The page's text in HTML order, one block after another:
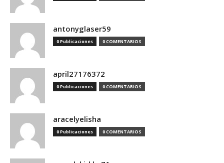
antonyglaser59
0 Publicaciones 0 COMENTARIOS
april27176372
0 Publicaciones 0 COMENTARIOS
aracelyelisha
0 Publicaciones 0 COMENTARIOS